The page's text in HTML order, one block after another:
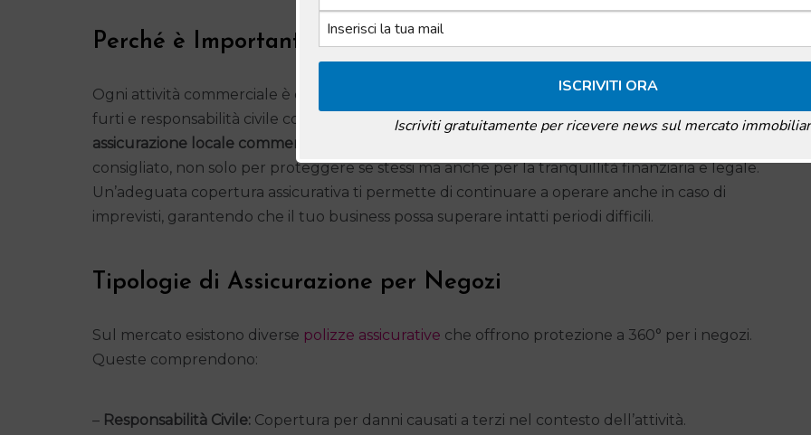
Perché è Importante l’Assicurazione per Locali Commerciali
Ogni attività commerciale è esposta a rischi. Danni da incendio, eventi atmosferici, atti vandalici,
furti e responsabilità civile costituiscono una minaccia potenziale. Anche se non è
assicurazione locale commerciale obbligatoria
consigliato, non solo per proteggere se stessi ma anche per la tranquillità finanziaria e legale.
Un’adeguata copertura assicurativa ti permette di continuare a operare anche in caso di
imprevisti, garantendo che il tuo business possa superare intatti periodi difficili.
Tipologie di Assicurazione per Negozi
Sul mercato esistono diverse polizze assicurative che offrono protezione a 360° per i negozi.
Queste comprendono:
– Responsabilità Civile: Copertura per danni causati a terzi nel contesto dell’attività.
Iscriviti gratuitamente per ricevere news sul mercato